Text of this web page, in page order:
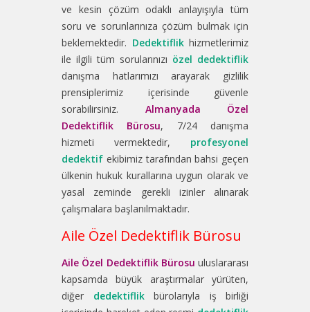
ve kesin çözüm odaklı anlayışıyla tüm
soru ve sorunlarınıza çözüm bulmak için
beklemektedir. Dedektiflikhizmetlerimiz
ile ilgili tüm sorularınızı özel dedektiflik
danışma hatlarımızı arayarak gizlilik
prensiplerimiz içerisinde güvenle
sorabilirsiniz. Almanyada Özel
Dedektiflik Bürosu, 7/24 danışma
hizmeti vermektedir, profesyonel
dedektif ekibimiz tarafından bahsi geçen
ülkenin hukuk kurallarına uygun olarak ve
yasal zeminde gerekli izinler alınarak
çalışmalara başlanılmaktadır.
Aile Özel Dedektiflik Bürosu
Aile Özel Dedektiflik Bürosu uluslararası
kapsamda büyük araştırmalar yürüten,
diğer dedektiflikbürolarıyla iş birliği